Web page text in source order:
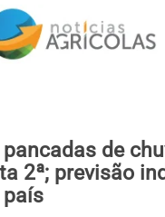
pancadas de
2ª; previsão